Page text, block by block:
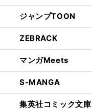
ジャンプTOON
ZEBRACK
マンガMeets
S-MANGA
集英社コミック文庫